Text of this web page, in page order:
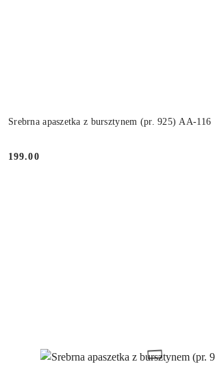
Srebrna apaszetka z bursztynem (pr. 925) AA-116
Cena:
199.00